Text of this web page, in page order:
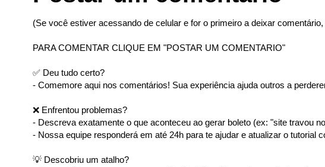
(Se você estiver acessando de celular e for o primeiro a deixar
PARA COMENTAR CLIQUE EM "POSTAR UM COMENTARIO"
✅ Deu tudo certo?
- Comemore aqui nos comentários! Sua experiência ajuda outros a
❌ Enfrentou problemas?
- Descreva exatamente o que aconteceu ao gerar boleto (ex: "site travou
- Nossa equipe responderá em até 24h para te ajudar e atualizar o tutorial
💡 Descobriu um atalho?